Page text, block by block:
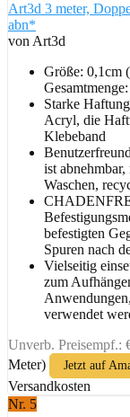
Art3d 3 meter,
abn*
von Art3d
Größe: 0,1cm
Gesamtmenge:
Starke
Acryl, die
Klebeband
ist
Waschen,
befestigten
Spuren nach
Vielseitig
zum
verwendet
Unverb. Preisempf.:
Meter)
Jetzt auf
Versandkosten
Nr. 5